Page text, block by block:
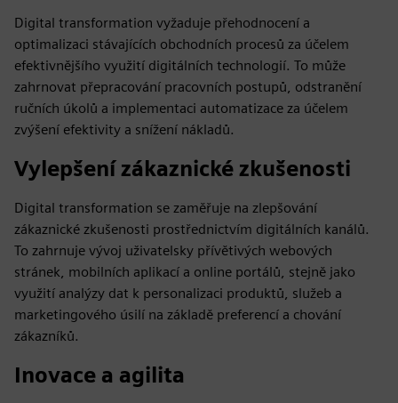
Digital transformation vyžaduje přehodnocení a
optimalizaci stávajících obchodních procesů za účelem
efektivnějšího využití digitálních technologií. To může
zahrnovat přepracování pracovních postupů, odstranění
ručních úkolů a implementaci automatizace za účelem
zvýšení efektivity a snížení nákladů.
Vylepšení zákaznické zkušenosti
Digital transformation se zaměřuje na zlepšování
zákaznické zkušenosti prostřednictvím digitálních kanálů.
To zahrnuje vývoj uživatelsky přívětivých webových
stránek, mobilních aplikací a online portálů, stejně jako
využití analýzy dat k personalizaci produktů, služeb a
marketingového úsilí na základě preferencí a chování
zákazníků.
Inovace a agilita